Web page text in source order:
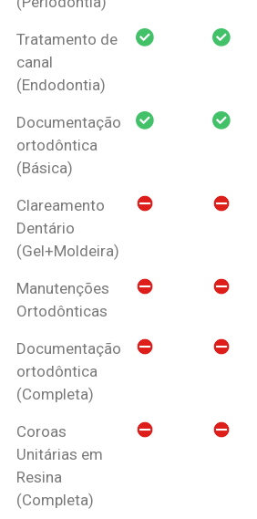
Tratamento de
canal
(Endodontia)
Documentação
ortodôntica
(Básica)
Clareamento
Dentário
(Gel+Moldeira)
Manutenções
Ortodônticas
Documentação
ortodôntica
(Completa)
Coroas
Unitárias em
Resina
(Completa)